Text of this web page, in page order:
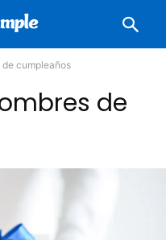
de cumpleaños
de